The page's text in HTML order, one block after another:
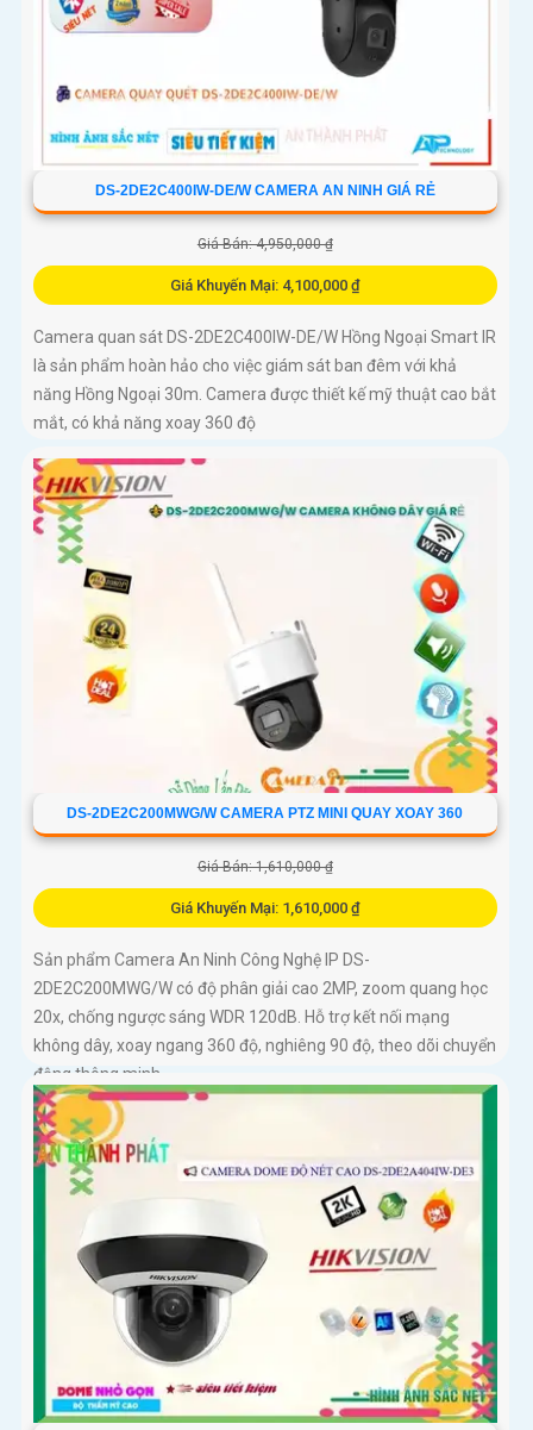
DS-2DE2C400IW-DE/W CAMERA AN NINH GIÁ RẺ
Giá Bán: 4,950,000 ₫
Giá Khuyến Mại: 4,100,000 ₫
Camera quan sát DS-2DE2C400IW-DE/W Hồng Ngoại Smart IR
là sản phẩm hoàn hảo cho việc giám sát ban đêm với khả
năng Hồng Ngoại 30m. Camera được thiết kế mỹ thuật cao bắt
mắt, có khả năng xoay 360 độ
DS-2DE2C200MWG/W CAMERA PTZ MINI QUAY XOAY 360
Giá Bán: 1,610,000 ₫
Giá Khuyến Mại: 1,610,000 ₫
Sản phẩm Camera An Ninh Công Nghệ IP DS-
2DE2C200MWG/W có độ phân giải cao 2MP, zoom quang học
20x, chống ngược sáng WDR 120dB. Hỗ trợ kết nối mạng
không dây, xoay ngang 360 độ, nghiêng 90 độ, theo dõi chuyển
động thông minh